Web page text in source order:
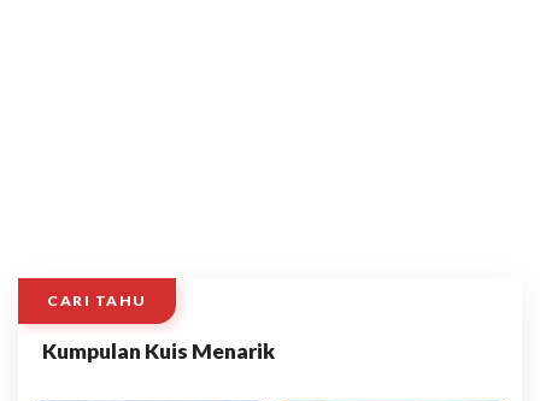
CARI TAHU
Kumpulan Kuis Menarik